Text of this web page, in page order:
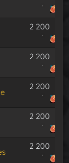
2 200
2 200
2 200
2 200
2 200